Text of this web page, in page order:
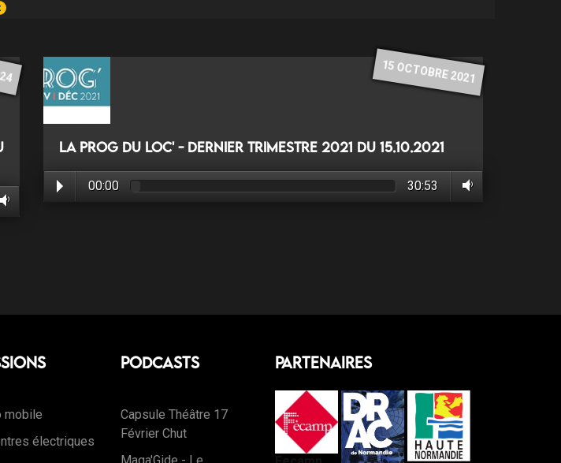
15 OCTOBRE 2021
La prog du Loc' - Dernier trimestre 2021 du 15.10.2021
00:00 30:53
mobile
électriques
Podcasts
Capsule Théâtre 17
Février Chut
Partenaires